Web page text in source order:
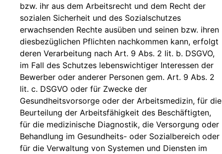
bzw. ihr aus dem Arbeitsrecht und dem Recht der
sozialen Sicherheit und des Sozialschutzes
erwachsenden Rechte ausüben und seinen bzw. ihren
diesbezüglichen Pflichten nachkommen kann, erfolgt
deren Verarbeitung nach Art. 9 Abs. 2 lit. b. DSGVO,
im Fall des Schutzes lebenswichtiger Interessen der
Bewerber oder anderer Personen gem. Art. 9 Abs. 2
lit. c. DSGVO oder für Zwecke der
Gesundheitsvorsorge oder der Arbeitsmedizin, für die
Beurteilung der Arbeitsfähigkeit des Beschäftigten,
für die medizinische Diagnostik, die Versorgung oder
Behandlung im Gesundheits- oder Sozialbereich oder
für die Verwaltung von Systemen und Diensten im